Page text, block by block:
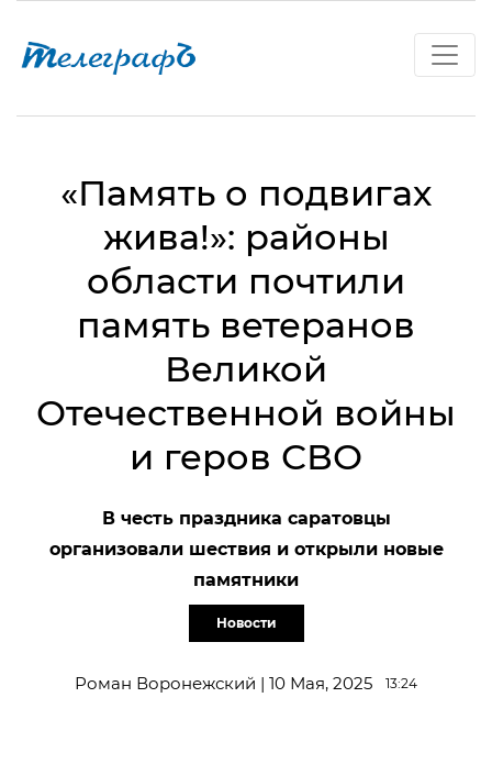
«Память о подвигах
жива!»: районы
области почтили
память ветеранов
Великой
Отечественной войны
и геров СВО
В честь праздника саратовцы
организовали шествия и открыли новые
памятники
Новости
Роман Воронежский | 10 Мая, 2025 13:24